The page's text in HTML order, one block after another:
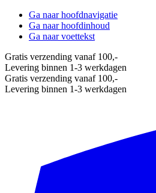
Ga naar hoofdnavigatie
Ga naar hoofdinhoud
Ga naar voettekst
Gratis verzending vanaf 100,-
Levering binnen 1-3 werkdagen
Gratis verzending vanaf 100,-
Levering binnen 1-3 werkdagen